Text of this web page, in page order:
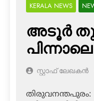
KERALA NEWS
അടൂര്‍
സ്റ്റാഫ് ലേഖകൻ
തിരുവനന്തപുരം: